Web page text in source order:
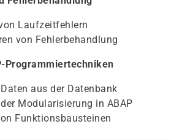
Laufzeitfehlern
von Fehlerbehandlung
Programmiertechniken
aus der Datenbank
Modularisierung in ABAP
Funktionsbausteinen